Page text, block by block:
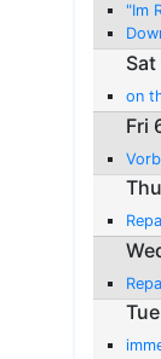
"Im
on
Fri